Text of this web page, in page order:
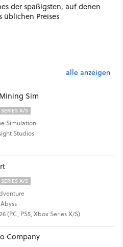
der spaßigsten, auf denen
üblichen Preises
alle anzeigen
Sim
X/S
Simulation
Studios
X/S
(PC, PS5, Xbox Series X/S)
Company